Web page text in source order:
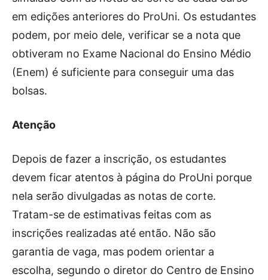
em edições anteriores do ProUni. Os estudantes
podem, por meio dele, verificar se a nota que
obtiveram no Exame Nacional do Ensino Médio
(Enem) é suficiente para conseguir uma das
bolsas.
Atenção
Depois de fazer a inscrição, os estudantes
devem ficar atentos à página do ProUni porque
nela serão divulgadas as notas de corte.
Tratam-se de estimativas feitas com as
inscrições realizadas até então. Não são
garantia de vaga, mas podem orientar a
escolha, segundo o diretor do Centro de Ensino